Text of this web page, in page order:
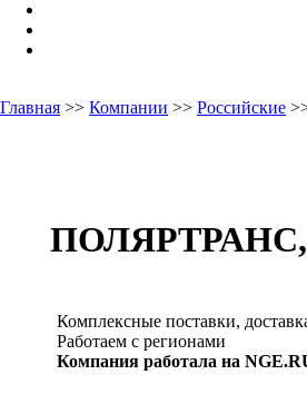
Главная >> Компании >> Российские
Комплексные поставки,
Работаем с регионами
Компания работала на